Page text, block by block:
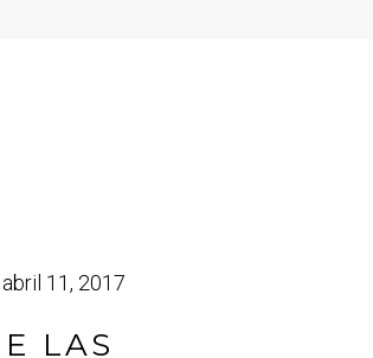
abril 11, 2017
LAS